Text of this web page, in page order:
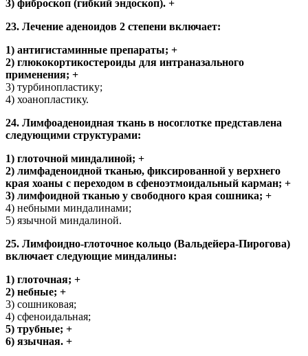
3) фиброскоп (гибкий эндоскоп). +
23. Лечение аденоидов 2 степени включает:
1) антигистаминные препараты; +
2) глюкокортикостероиды для интраназального
применения; +
3) турбинопластику;
4) хоанопластику.
24. Лимфоаденоидная ткань в носоглотке представлена
следующими структурами:
1) глоточной миндалиной; +
2) лимфаденоидной тканью, фиксированной у верхнего
края хоаны с переходом в сфеноэтмоидальный карман; +
3) лимфоидной тканью у свободного края сошника; +
4) небными миндалинами;
5) язычной миндалиной.
25. Лимфоидно-глоточное кольцо (Вальдейера-Пирогова)
включает следующие миндалины:
1) глоточная; +
2) небные; +
3) сошниковая;
4) сфеноидальная;
5) трубные; +
6) язычная. +